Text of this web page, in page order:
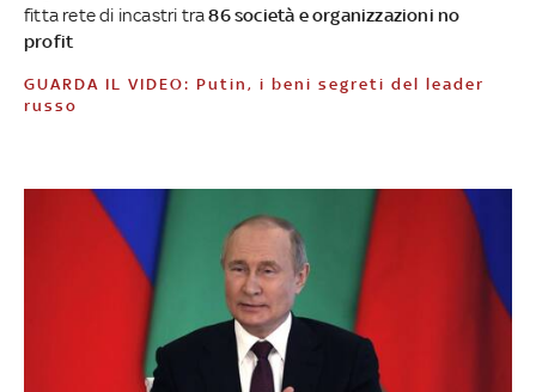
fitta rete di incastri tra86 società e organizzazioni no
profit
GUARDA IL VIDEO: Putin, i beni segreti del leader
russo